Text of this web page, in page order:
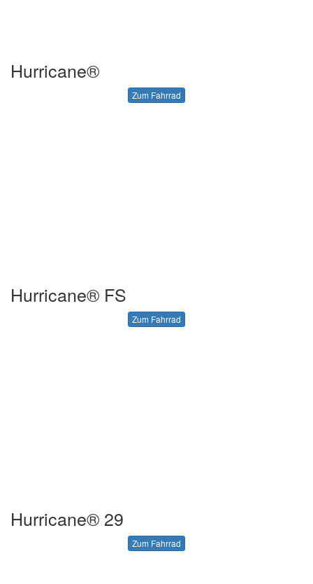
Hurricane®
Zum Fahrrad
Hurricane® FS
Zum Fahrrad
Hurricane® 29
Zum Fahrrad